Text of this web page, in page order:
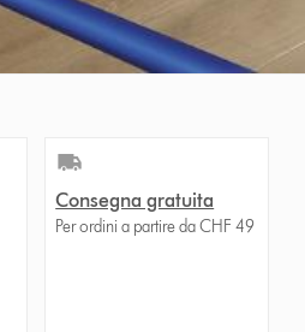
Consegna gratuita
Per ordini a partire da CHF 49